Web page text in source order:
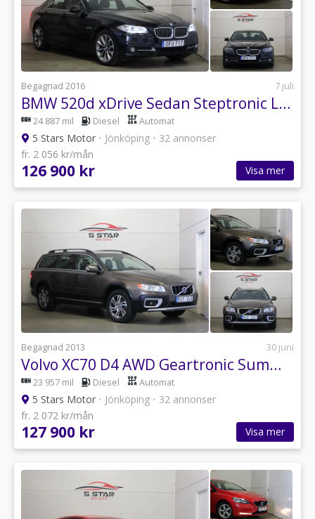
Begagnad 2016 7 juli
BMW 520d xDrive Sedan Steptronic Läder Drag HiFi Rattvärme
24 887 mil Diesel Automat
5 Stars Motor • Jönköping • 32 annonser
fr. 2 056 kr/mån
126 900 kr Visa mer
Begagnad 2013 30 juni
Volvo XC70 D4 AWD Geartronic Summum Euro 5 Keyless Drag VOC
23 957 mil Diesel Automat
5 Stars Motor • Jönköping • 32 annonser
fr. 2 072 kr/mån
127 900 kr Visa mer